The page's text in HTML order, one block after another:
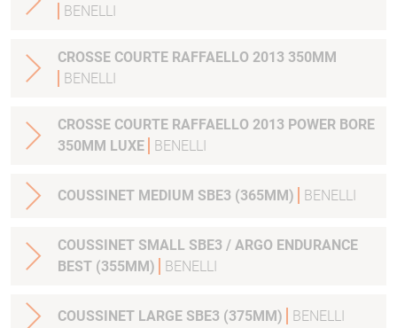
BENELLI
CROSSE COURTE RAFFAELLO 2013 350MM
BENELLI
CROSSE COURTE RAFFAELLO 2013 POWER BORE
350MM LUXE
BENELLI
COUSSINET MEDIUM SBE3 (365MM) BENELLI
COUSSINET SMALL SBE3 / ARGO ENDURANCE
BEST (355MM)
BENELLI
COUSSINET LARGE SBE3 (375MM) BENELLI